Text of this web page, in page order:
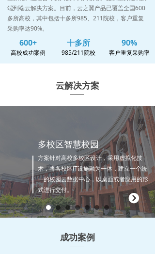
端到端云解决方案。目前，云之翼产品已覆盖全国600
多所高校，其中包括十多所985、211院校，客户重复
采购率达90%。
600+
高校成功案例
十多所
985/211院校
90%
客户重复采购率
成功案例
뀹
多校区智慧校园
方案针对高校多校区设计，采用虚拟化技
术，将各校区IT设施融为一体，建立一个统
一的校园云数据中心，以桌面或者应用的形
式进行交付。
云解决方案